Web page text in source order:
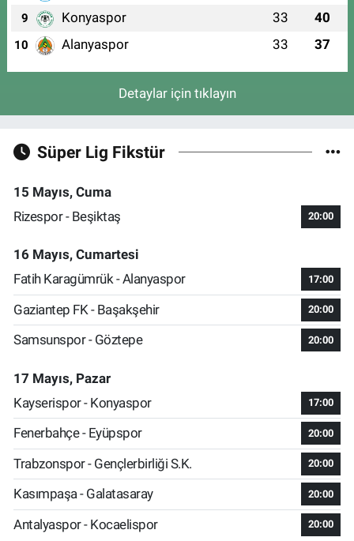
9 Konyaspor 33 40
10 Alanyaspor 33 37
Detaylar için tıklayın
Süper Lig Fikstür
15 Mayıs, Cuma
Rizespor - Beşiktaş
20:00
16 Mayıs, Cumartesi
Fatih Karagümrük - Alanyaspor
17:00
Gaziantep FK - Başakşehir 20:00
Samsunspor - Göztepe 20:00
17 Mayıs, Pazar
Kayserispor - Konyaspor
17:00
Fenerbahçe - Eyüpspor 20:00
Trabzonspor - Gençlerbirliği S.K. 20:00
Kasımpaşa - Galatasaray 20:00
Antalyaspor - Kocaelispor 20:00